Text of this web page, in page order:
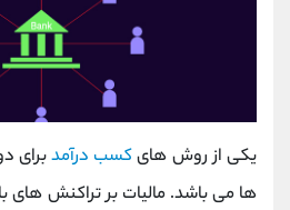
یکی از روش هایکسب درآمدبرای
ها می باشد. مالیات بر تراکنش های